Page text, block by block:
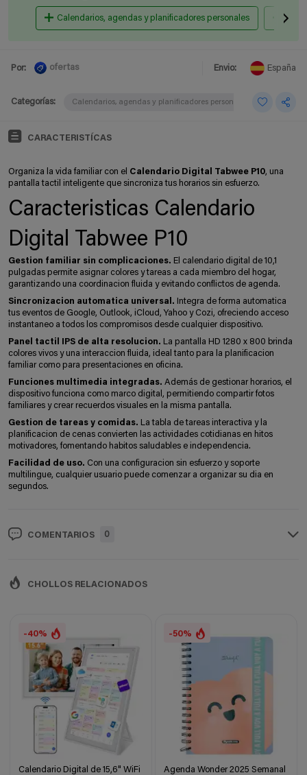
Calendarios, agendas y planificadores personales
Por: ofertas Envio: España
Categorías: Calendarios, agendas y planificadores personales
CARACTERISTÍCAS
Organiza la vida familiar con el Calendario Digital Tabwee P10, una
pantalla tactil inteligente que sincroniza tus horarios sin esfuerzo.
Caracteristicas Calendario
Digital Tabwee P10
Gestion familiar sin complicaciones. El calendario digital de 10,1
pulgadas permite asignar colores y tareas a cada miembro del hogar,
garantizando una coordinacion fluida y evitando conflictos de agenda.
Sincronizacion automatica universal. Integra de forma automatica
tus eventos de Google, Outlook, iCloud, Yahoo y Cozi, ofreciendo acceso
instantaneo a todos los compromisos desde cualquier dispositivo.
Panel tactil IPS de alta resolucion. La pantalla HD 1280 x 800 brinda
colores vivos y una interaccion fluida, ideal tanto para la planificacion
familiar como para presentaciones en oficina.
Funciones multimedia integradas. Además de gestionar horarios, el
dispositivo funciona como marco digital, permitiendo compartir fotos
familiares y crear recuerdos visuales en la misma pantalla.
Gestion de tareas y comidas. La tabla de tareas interactiva y la
planificacion de cenas convierten las actividades cotidianas en hitos
motivadores, fomentando habitos saludables e independencia.
Facilidad de uso. Con una configuracion sin esfuerzo y soporte
multilingue, cualquier usuario puede comenzar a organizar su dia en
segundos.
COMENTARIOS 0
CHOLLOS RELACIONADOS
-40%
Calendario Digital de 15,6" WiFi
-50%
Agenda Wonder 2025 Semanal